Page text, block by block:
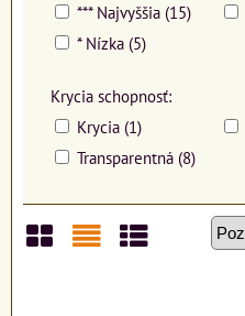
*** Najvyššia (15)
* Nízka (5)
Krycia schopnosť:
Krycia (1)
Transparentná (8)